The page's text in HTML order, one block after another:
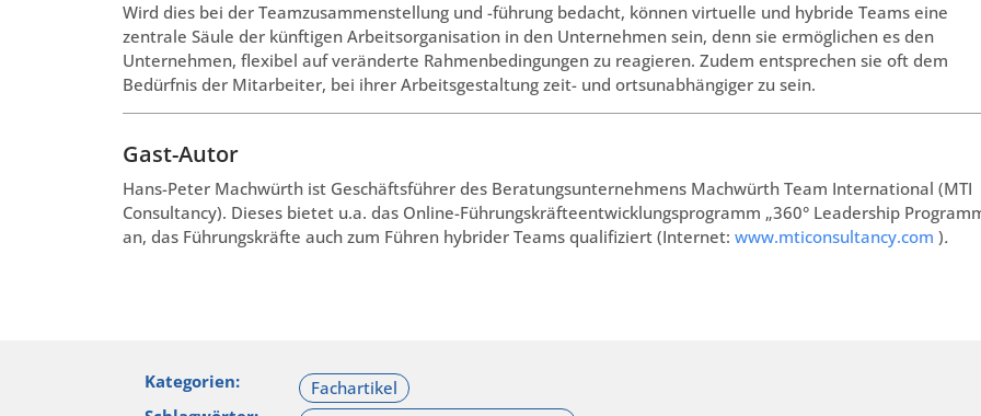
Wird dies bei der Teamzusammenstellung und -führung bedacht, können virtuelle und hybride Teams eine
zentrale Säule der künftigen Arbeitsorganisation in den Unternehmen sein, denn sie ermöglichen es den
Unternehmen, flexibel auf veränderte Rahmenbedingungen zu reagieren. Zudem entsprechen sie oft dem
Bedürfnis der Mitarbeiter, bei ihrer Arbeitsgestaltung zeit- und ortsunabhängiger zu sein.
Gast-Autor
Hans-Peter Machwürth ist Geschäftsführer des Beratungsunternehmens Machwürth Team International (MTI
Consultancy). Dieses bietet u.a. das Online-Führungskräfteentwicklungsprogramm „360° Leadership
an, das Führungskräfte auch zum Führen hybrider Teams qualifiziert (Internet: www.mticonsultancy.com ).
Kategorien: